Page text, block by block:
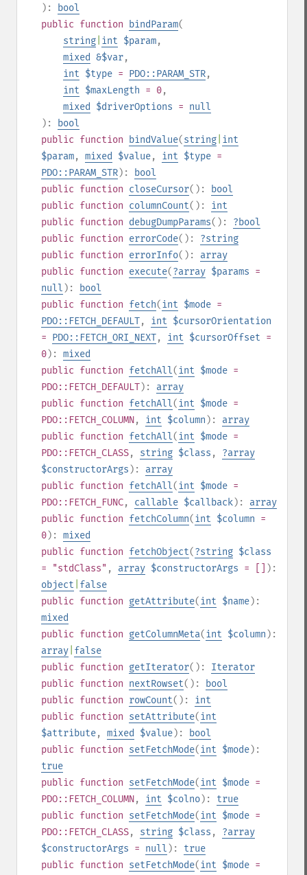
):
bool
public function bindParam(
string int $param,
mixed &$var,
int $type = PDO::PARAM_STR,
int $maxLength = 0,
mixed
$driverOptions = null
):
bool
public function bindValue(string int
$param, mixed $value, int $type =
PDO::PARAM_STR):
bool
public function closeCursor():
bool
public function columnCount(): int
public function debugDumpParams(): ?bool
public function errorCode(): ?string
public function errorInfo(): array
public function execute(?array $params =
null ):
bool
public function fetch(int $mode =
PDO::FETCH_DEFAULT, int $cursorOrientation
= PDO::FETCH_ORI_NEXT, int $cursorOffset =
0): mixed
public function fetchAll(int $mode =
PDO::FETCH_DEFAULT): array
public function fetchAll(int $mode =
PDO::FETCH_COLUMN, int $column ): array
public function fetchAll(int $mode =
PDO::FETCH_CLASS, string $class , ?array
$constructorArgs ): array
public function fetchAll(int $mode =
PDO::FETCH_FUNC, callable $callback): array
public function fetchColumn(int $column =
0): mixed
public function fetchObject(?string $class
= "stdClass" , array $constructorArgs = []
):
object false
public function getAttribute(int $name):
mixed
public function getColumnMeta(int $column ):
array false
public function getIterator(): Iterator
public function nextRowset():
bool
public function rowCount(): int
public function setAttribute(int
$attribute, mixed $value):
bool
public function setFetchMode(int $mode):
true
public function setFetchMode(int $mode =
PDO::FETCH_COLUMN, int $colno): true
public function setFetchMode(int $mode =
PDO::FETCH_CLASS, string $class , ?array
$constructorArgs = null ): true
public function setFetchMode(int $mode =